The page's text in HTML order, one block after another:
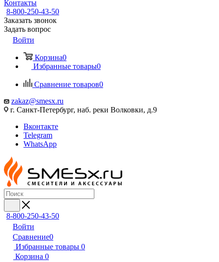
Контакты
8-800-250-43-50
Заказать звонок
Задать вопрос
Войти
Корзина0
Избранные товары0
Сравнение товаров0
zakaz@smesx.ru
г. Санкт-Петербург, наб. реки Волковки, д.9
Вконтакте
Telegram
WhatsApp
8-800-250-43-50
Войти
Сравнение0
Избранные товары 0
Корзина 0